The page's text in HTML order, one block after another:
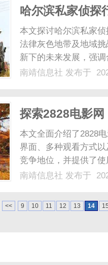
哈尔滨私家侦探
讨
本文探讨哈尔滨私家
法律灰色地带及地域
新下的未来发展，强
南靖信息社 发布于
探索2828电影
中心
本文全面介绍了2828
界面、多种观看方式
竞争地位，并提供了
享受观影乐趣。...
南靖信息社 发布于
<< 9 10 11 12 13 14